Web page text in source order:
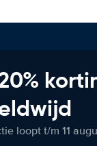
loopt t/m 11